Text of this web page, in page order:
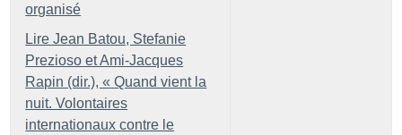
organisé
Lire Jean Batou, Stefanie
Prezioso et Ami-Jacques
Rapin (dir.), « Quand vient la
nuit. Volontaires
internationaux contre le